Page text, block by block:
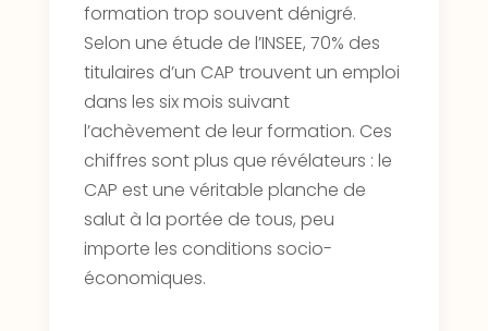
formation trop souvent dénigré.
Selon une étude de l’INSEE, 70% des
titulaires d’un CAP trouvent un emploi
dans les six mois suivant
l’achèvement de leur formation. Ces
chiffres sont plus que révélateurs : le
CAP est une véritable planche de
salut à la portée de tous, peu
importe les conditions socio-
économiques.